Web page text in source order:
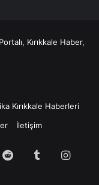
Kırıkkale Haber,
Kırıkkale Haberleri
İletişim
Reddit Tumblr